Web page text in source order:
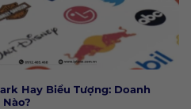
Hay Biểu Tượng: Doanh